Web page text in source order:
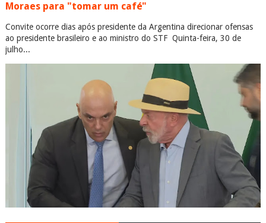
Moraes para "tomar um café"
Convite ocorre dias após presidente da Argentina direcionar ofensas
ao presidente brasileiro e ao ministro do STF Quinta-feira, 30 de
julho...